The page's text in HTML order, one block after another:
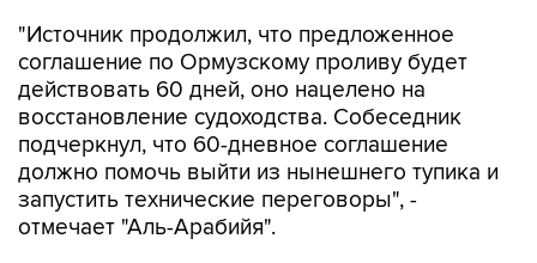
"Источник продолжил, что предложенное
соглашение по Ормузскому проливу будет
действовать 60 дней, оно нацелено на
восстановление судоходства. Собеседник
подчеркнул, что 60-дневное соглашение
должно помочь выйти из нынешнего тупика и
запустить технические переговоры", -
отмечает "Аль-Арабийя".